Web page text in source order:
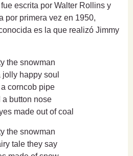
escrita por Walter Rollins y
por primera vez en 1950,
es la que realizó Jimmy
the snowman
jolly happy soul
corncob pipe
a button nose
made out of coal
the snowman
tale they say